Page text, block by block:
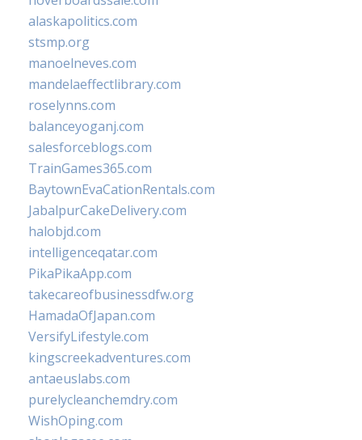
alaskapolitics.com
stsmp.org
manoelneves.com
mandelaeffectlibrary.com
roselynns.com
balanceyoganj.com
salesforceblogs.com
TrainGames365.com
BaytownEvaCationRentals.com
JabalpurCakeDelivery.com
halobjd.com
intelligenceqatar.com
PikaPikaApp.com
takecareofbusinessdfw.org
HamadaOfJapan.com
VersifyLifestyle.com
kingscreekadventures.com
antaeuslabs.com
purelycleanchemdry.com
WishOping.com